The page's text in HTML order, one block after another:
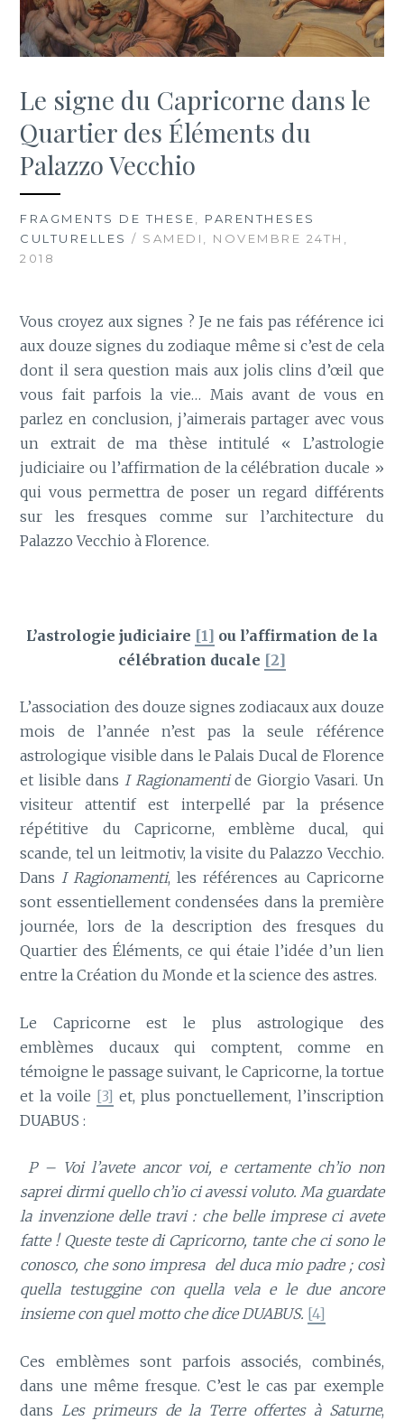
Le signe du Capricorne dans le
Quartier des Éléments du
Palazzo Vecchio
FRAGMENTS DE THESE
PARENTHESES
CULTURELLES / SAMEDI, NOVEMBRE 24TH,
2018
Vous croyez aux signes ? Je ne fais pas référence ici
aux douze signes du zodiaque même si c’est de cela
dont il sera question mais aux jolis clins d’œil que
vous fait parfois la vie… Mais avant de vous en
parlez en conclusion, j’aimerais partager avec vous
un extrait de ma thèse intitulé « L’astrologie
judiciaire ou l’affirmation de la célébration ducale »
qui vous permettra de poser un regard différents
sur les fresques comme sur l’architecture du
Palazzo Vecchio à Florence.
L’astrologie judiciaire [1] ou l’affirmation de la
célébration ducale [2]
L’association des douze signes zodiacaux aux douze
mois de l’année n’est pas la seule référence
astrologique visible dans le Palais Ducal de Florence
et lisible dans I Ragionamentide Giorgio Vasari. Un
visiteur attentif est interpellé par la présence
répétitive du Capricorne, emblème ducal, qui
scande, tel un leitmotiv, la visite du Palazzo Vecchio.
DansI Ragionamenti, les références au Capricorne
sont essentiellement condensées dans la première
journée, lors de la description des fresques du
Quartier des Éléments, ce qui étaie l’idée d’un lien
entre la Création du Monde et la science des astres.
Le Capricorne est le plus astrologique des
emblèmes ducaux qui comptent, comme en
témoigne le passage suivant, le Capricorne, la tortue
et la voile [3] et, plus ponctuellement, l’inscription
DUABUS :
P – Voi l’avete ancor voi, e certamente ch’io non
saprei dirmi quello ch’io ci avessi voluto. Ma guardate
la invenzione delle travi : che belle imprese ci avete
fatte ! Queste teste di Capricorno, tante che ci sono le
conosco, che sono impresa del duca mio padre ; così
quella testuggine con quella vela e le due ancore
insieme con quel motto che dice DUABUS. [4]
Ces emblèmes sont parfois associés, combinés,
dans une même fresque. C’est le cas par exemple
dansLes primeurs de la Terre offertes à Saturne,